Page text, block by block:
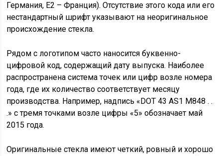
Германия, E2 – Франция). Отсутствие этого кода или его
нестандартный шрифт указывают на неоригинальное
происхождение стекла.
Рядом с логотипом часто наносится буквенно-
цифровой код, содержащий дату выпуска. Наиболее
распространена система точек или цифр возле номера
года, где их количество соответствует месяцу
производства. Например, надпись «DOT 43 AS1 M848 . .
.» с тремя точками возле цифры «5» обозначает май
2015 года.
Оригинальные стекла имеют четкий, ровный и хорошо